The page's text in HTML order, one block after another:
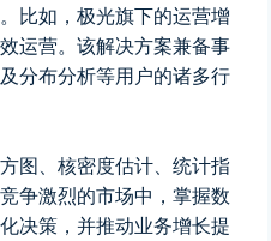
比如，极光旗下的运营增
运营。该解决方案兼备事
分布分析等用户的诸多行
图、核密度估计、统计指
争激烈的市场中，掌握数
决策，并推动业务增长提